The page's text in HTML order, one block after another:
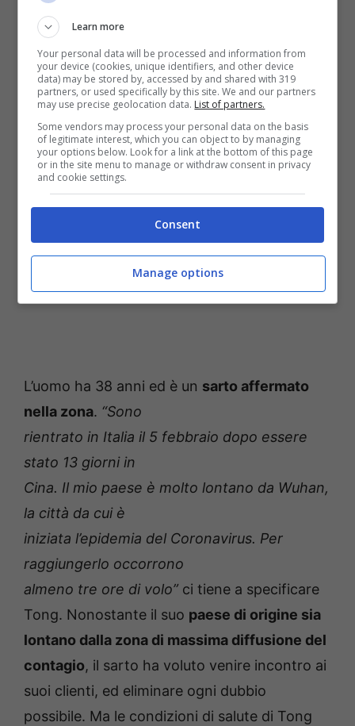
Leggi qui -> Aveva due gemelli in grembo,
morì in ospedale: assolte ginecologa e
ostetrica
L’uomo ha 38 anni ed è un sarto affermato
nella zona. “Sono
rientrato in Italia il 5 febbraio dopo essere
stato 13 giorni in
Cina. Il mio paese è molto lontano da Wuhan,
la città da cui è
iniziata l’epidemia del Coronavirus. Per
raggiungerlo occorrono
almeno tre ore di volo” ci tiene a specificare
Tong. Nonostante il suo paese di origine sia
lontano dalla zona di massima diffusione del
contagio, il sarto ha voluto venire incontro ai
suoi clienti, ed eliminare ogni dubbio
possibile. Ma le condizioni di salute di Tong
Learn more
Your personal data will be processed and information from
your device (cookies, unique identifiers, and other device
data) may be stored by, accessed by and shared with 319
partners, or used specifically by this site. We and our partners
may use precise geolocation data. List of partners.
Some vendors may process your personal data on the basis
of legitimate interest, which you can object to by managing
your options below. Look for a link at the bottom of this page
or in the site menu to manage or withdraw consent in privacy
and cookie settings.
Consent
Manage options